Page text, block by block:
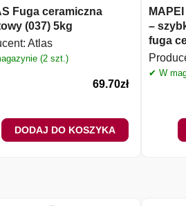
Fuga ceramiczna
(037) 5kg
Atlas
(2 szt.)
69.70zł
DODAJ DO KOSZYKA
–
fuga
✔ W